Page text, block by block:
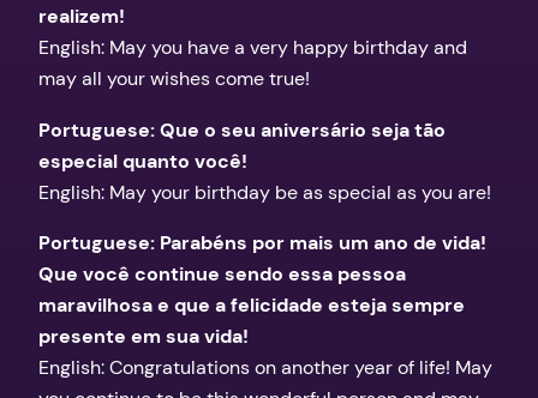
realizem!
English: May you have a very happy birthday and
may all your wishes come true!
Portuguese: Que o seu aniversário seja tão
especial quanto você!
English: May your birthday be as special as you are!
Portuguese: Parabéns por mais um ano de vida!
Que você continue sendo essa pessoa
maravilhosa e que a felicidade esteja sempre
presente em sua vida!
English: Congratulations on another year of life! May